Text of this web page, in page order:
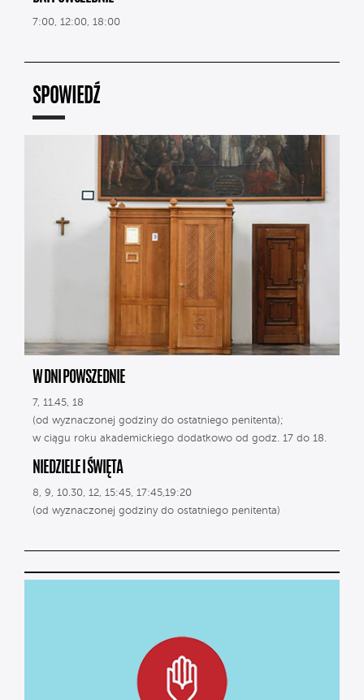
7:00, 12:00, 18:00
SPOWIEDŹ
W DNI POWSZEDNIE
7, 11.45, 18
(od wyznaczonej godziny do ostatniego penitenta);
w ciągu roku akademickiego dodatkowo od godz. 17 do 18.
NIEDZIELE I ŚWIĘTA
8, 9, 10.30, 12, 15:45, 17:45,19:20
(od wyznaczonej godziny do ostatniego penitenta)